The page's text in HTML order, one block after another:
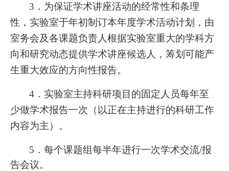
3 ．为保证学术讲座活动的经常性和条理
性，实验室于年初制订本年度学术活动计划，由
室务会及各课题负责人根据实验室重大的学科方
向和研究动态提供学术讲座候选人，筹划可能产
生重大效应的方向性报告。
4 ．实验室主持科研项目的固定人员每年至
少做学术报告一次（以正在主持进行的科研工作
内容为主）。
5 ．每个课题组每半年进行一次学术交流/报
告会议。